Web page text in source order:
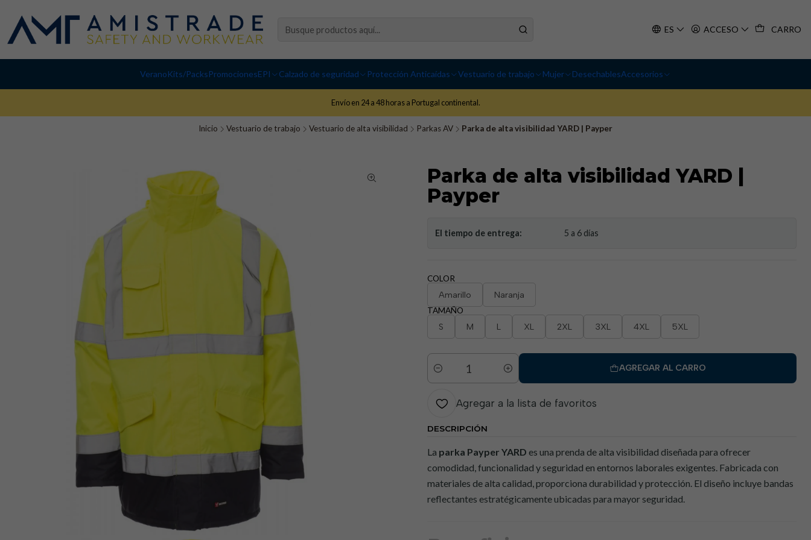
ES ACCESO CARRO
VeranoKits/PacksPromocionesEPI Calzado de seguridad Protección Anticaídas Vestuario de trabajo Mujer DesechablesAccesorios
Envío en 24 a 48 horas a Portugal continental.
Inicio Vestuario de trabajo Vestuario de alta visibilidad Parkas AV Parka de alta visibilidad YARD | Payper
Parka de alta visibilidad YARD |
Payper
El tiempo de entrega: 5 a 6 días
COLOR
Amarillo Naranja
TAMAÑO
S M L XL 2XL 3XL 4XL 5XL
Cantidad
AGREGAR AL CARRO
Agregar a la lista de favoritos
DESCRIPCIÓN
La parka Payper YARD es una prenda de alta visibilidad diseñada para ofrecer
comodidad, funcionalidad y seguridad en entornos laborales exigentes. Fabricada con
materiales de alta calidad, proporciona durabilidad y protección. El diseño incluye bandas
reflectantes estratégicamente ubicadas para mayor seguridad.